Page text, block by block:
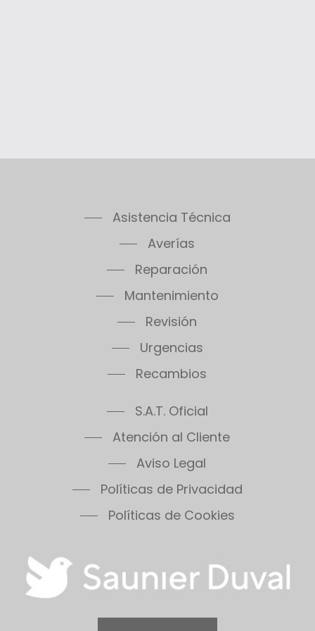
Asistencia Técnica
Averías
Reparación
Mantenimiento
Revisión
Urgencias
Recambios
S.A.T. Oficial
Atención al Cliente
Aviso Legal
Políticas de Privacidad
Políticas de Cookies